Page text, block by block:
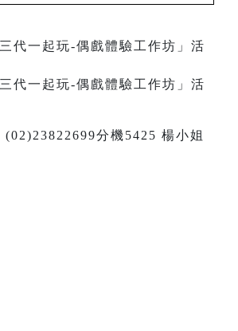
(02)23822699分機5425 楊小姐